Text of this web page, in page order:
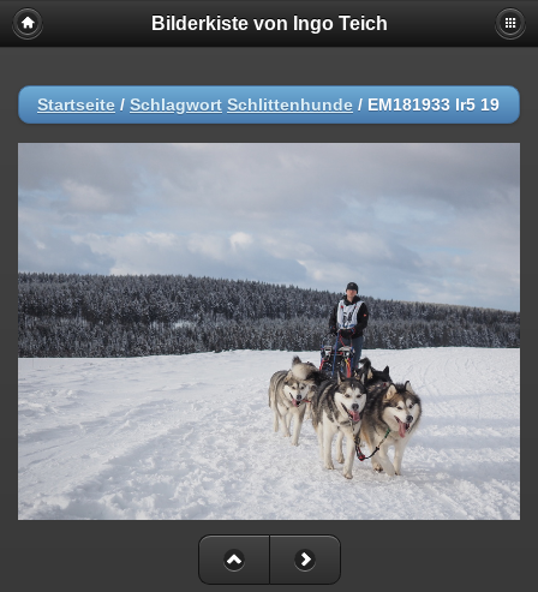
Bilderkiste von Ingo Teich
Startseite / Schlagwort Schlittenhunde / EM181933 lr5 19